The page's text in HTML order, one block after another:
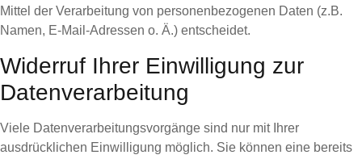
Mittel der Verarbeitung von personenbezogenen Daten (z.B.
Namen, E-Mail-Adressen o. Ä.) entscheidet.
Widerruf Ihrer Einwilligung zur
Datenverarbeitung
Viele Datenverarbeitungsvorgänge sind nur mit Ihrer
ausdrücklichen Einwilligung möglich. Sie können eine bereits